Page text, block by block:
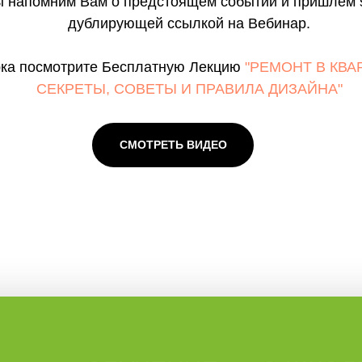
дублирующей ссылкой на Вебинар.
посмотрите Бесплатную Лекцию "РЕМОНТ В
СЕКРЕТЫ, СОВЕТЫ И ПРАВИЛА ДИЗАЙНА"
СМОТРЕТЬ ВИДЕО